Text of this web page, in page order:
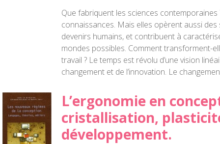
Que fabriquent les sciences contemporaines
connaissances. Mais elles opèrent aussi
devenirs humains, et contribuent à
mondes possibles. Comment transforment-
travail ? Le temps est révolu d’une vision
changement et de l’innovation. Le
L’ergonomie en
cristallisation,
développement.